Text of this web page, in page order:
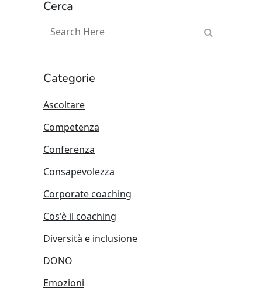
Cerca
Categorie
Ascoltare
Competenza
Conferenza
Consapevolezza
Corporate coaching
Cos'è il coaching
Diversità e inclusione
DONO
Emozioni